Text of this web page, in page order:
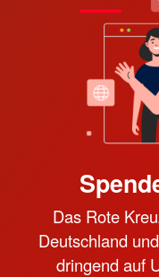
Das Rote
Deutschland
dringend auf